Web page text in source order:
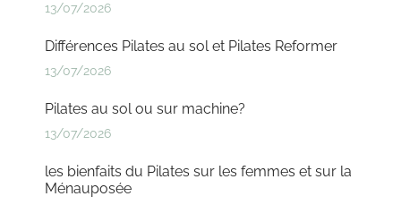
13/07/2026
Différences Pilates au sol et Pilates Reformer
13/07/2026
Pilates au sol ou sur machine?
13/07/2026
les bienfaits du Pilates sur les femmes et sur la
Ménauposée